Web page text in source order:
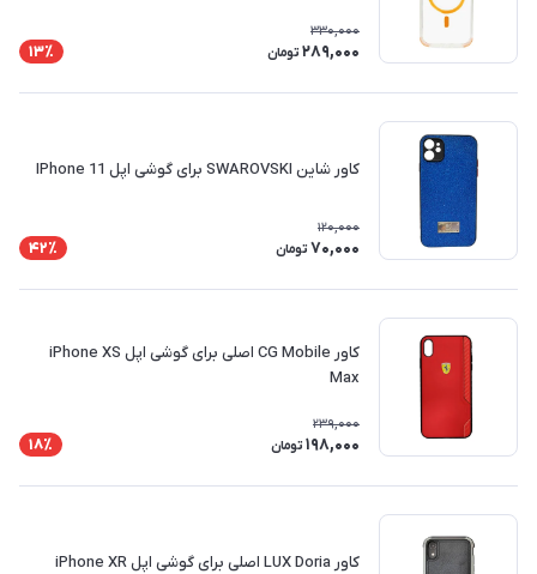
330,000
289,000 تومان 13٪
کاور شاین SWAROVSKI برای گوشی اپل IPhone 11
120,000
70,000 تومان 42٪
کاور CG Mobile اصلی برای گوشی اپل iPhone XS
Max
239,000
198,000 تومان 18٪
کاور LUX Doria اصلی برای گوشی اپل iPhone XR